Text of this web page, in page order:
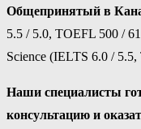
Общепринятый в
5.5 / 5.0, TOEFL 500 /
Science (IELTS 6.0 /
Наши специалисты
консультацию и